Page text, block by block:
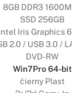
8GB DDR3
SSD 256GB
Iris Graphics
2.0 / USB 3.0 /
DVD-RW
Win7Pro 64-bit
čierny Plast